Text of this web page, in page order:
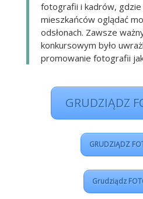
fotografii i kadrów,
mieszkańców oglądać
odsłonach. Zawsze
konkursowym było
promowanie fotografii
GRUDZIĄDZ
GRUDZIĄDZ
Grudziądz